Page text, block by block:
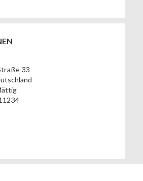
33